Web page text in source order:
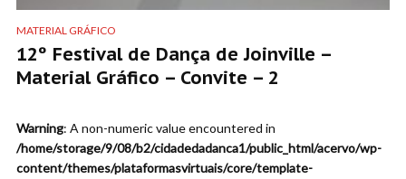
MATERIAL GRÁFICO
12º Festival de Dança de Joinville –
Material Gráfico – Convite – 2
Warning: A non-numeric value encountered in
/home/storage/9/08/b2/cidadedadanca1/public_html/acervo/wp-
content/themes/plataformasvirtuais/core/template-